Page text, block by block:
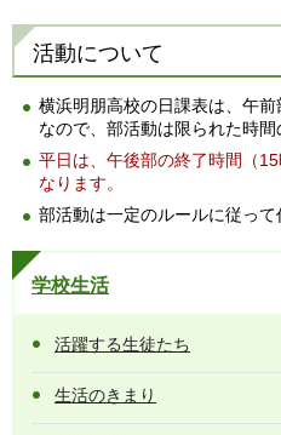
活動について
横浜明朋高校の日課表は、午
なので、部活動は限られた時間
平日は、午後部の終了時間（
なります。
部活動は一定のルールに従って
学校生活
活躍する生徒たち
生活のきまり